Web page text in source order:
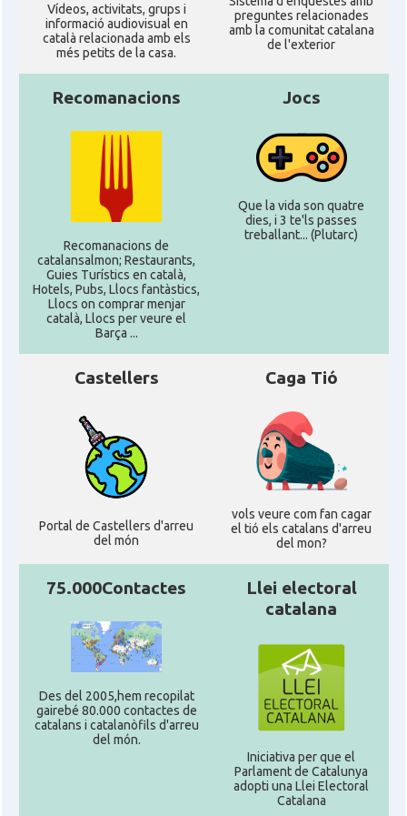
Ví­deos, activitats, grups i
informació audiovisual en
català relacionada amb els
més petits de la casa.
preguntes relacionades
amb la comunitat catalana
de l'exterior
Recomanacions
Recomanacions de
catalansalmon; Restaurants,
Guies Turístics en català,
Hotels, Pubs, Llocs fantàstics,
Llocs on comprar menjar
català, Llocs per veure el
Barça ...
Jocs
Que la vida son quatre
dies, i 3 te'ls passes
treballant... (Plutarc)
Castellers
Portal de Castellers d'arreu
del món
Caga Tió
vols veure com fan cagar
el tió els catalans d'arreu
del mon?
75.000Contactes
Des del 2005,hem recopilat
gairebé 80.000 contactes de
catalans i catalanòfils d'arreu
del món.
Llei electoral
catalana
Iniciativa per que el
Parlament de Catalunya
adopti una Llei Electoral
Catalana